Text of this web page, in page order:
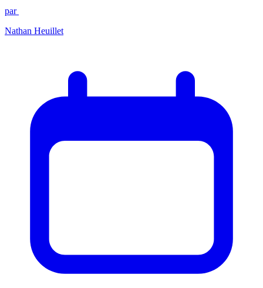
par
Nathan Heuillet